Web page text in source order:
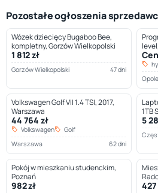
Pozostałe ogłoszenia
Wózek dziecięcy Bugaboo Bee,
kompletny, Gorzów Wielkopolski
1 812 zł
Gorzów Wielkopolski 47 dni
Opole
Volkswagen Golf VII 1.4 TSI, 2017,
Warszawa
44 764 zł
Volkswagen
Golf
Warszawa
62 dni
1TB
5
Pokój w mieszkaniu studenckim,
Poznań
982 zł 427